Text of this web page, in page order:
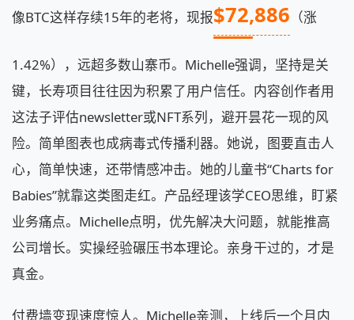
像BTC这样存续15年的老将，现报$72,886 （涨
1.42%），远超多数山寨币。Michelle强调，坚持是关
键，长寿项目往往因为积累了用户信任。内容创作者用
这法子评估newsletter或NFT系列，避开昙花一现的风
险。简单图表也成病毒式传播利器。她说，图要直击人
心，简单快速，还带情感冲击。她的儿童书“Charts for
Babies”就靠这类图走红。产品经理该学CEO思维，盯紧
业务痛点。Michelle点明，优先解决大问题，就能推高
公司增长。实操经验碾压书本理论。亲身干过的，才是
真金。
付费墙变现速度惊人。Michelle亲测，上线后一个月内